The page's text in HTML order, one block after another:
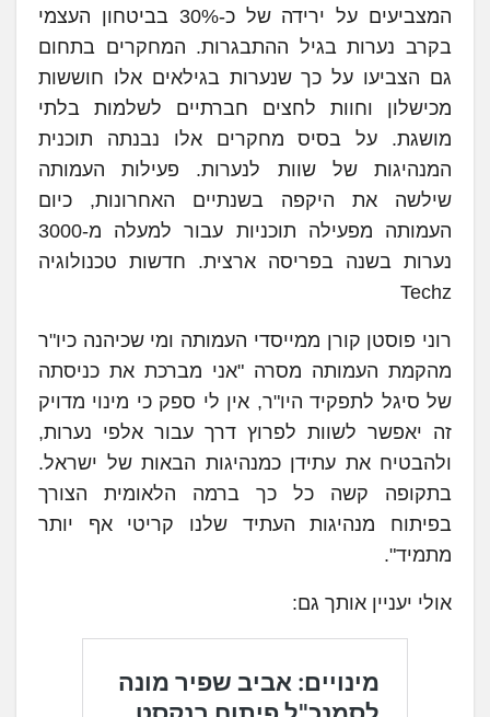
המצביעים על ירידה של כ-30% בביטחון העצמי
בקרב נערות בגיל ההתבגרות. המחקרים בתחום
גם הצביעו על כך שנערות בגילאים אלו חוששות
מכישלון וחוות לחצים חברתיים לשלמות בלתי
מושגת. על בסיס מחקרים אלו נבנתה תוכנית
המנהיגות של שוות לנערות. פעילות העמותה
שילשה את היקפה בשנתיים האחרונות, כיום
העמותה מפעילה תוכניות עבור למעלה מ-3000
נערות בשנה בפריסה ארצית. חדשות טכנולוגיה
Techz
רוני פוסטן קורן ממייסדי העמותה ומי שכיהנה כיו"ר
מהקמת העמותה מסרה "אני מברכת את כניסתה
של סיגל לתפקיד היו"ר, אין לי ספק כי מינוי מדויק
זה יאפשר לשוות לפרוץ דרך עבור אלפי נערות,
ולהבטיח את עתידן כמנהיגות הבאות של ישראל.
בתקופה קשה כל כך ברמה הלאומית הצורך
בפיתוח מנהיגות העתיד שלנו קריטי אף יותר
מתמיד".
אולי יעניין אותך גם: